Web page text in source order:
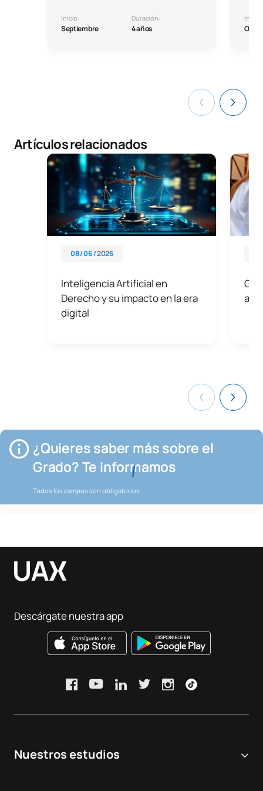
Inicio:
Septiembre
Duración:
4 años
Inicio:
Artículos relacionados
08 / 06 / 2026
Inteligencia Artificial en
Derecho y su impacto en la era
digital
año
¿Quieres saber más sobre el
Grado? Te informamos
Todos los campos son obligatorios
Nuestros estudios
Descárgate nuestra app